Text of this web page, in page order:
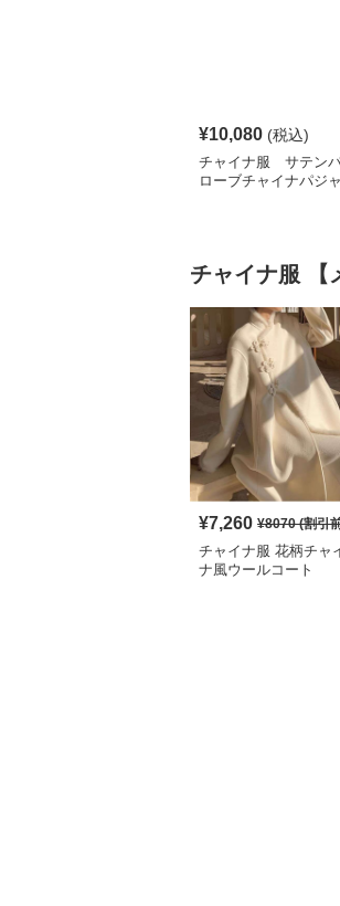
¥10,080 (税込)
チャイナ服 サテン
ローブチャイナパジ
チャイナ服
¥7,260 ¥8070(割引
チャイナ服 花柄チャ
ナ風ウールコート